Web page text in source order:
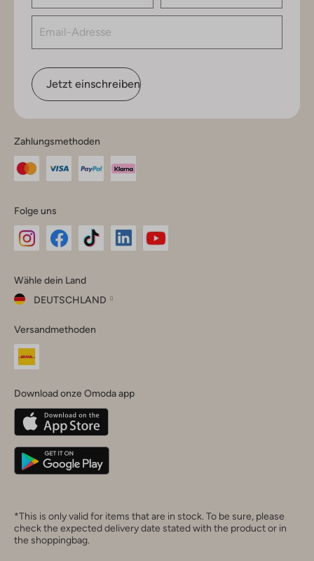
Jetzt einschreiben
Zahlungsmethoden
Folge uns
Instagram
Facebook
TikTok
Wähle dein Land
DEUTSCHLAND
dein
Land
Belgique(Français)
Deutschland
Versandmethoden
Download onze Omoda app
*This is only valid for items that are in stock. To be sure, please
check the expected delivery date stated with the product or in
the shoppingbag.